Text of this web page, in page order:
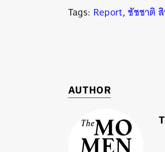
Tags: Report,ชัชชาติ
AUTHOR